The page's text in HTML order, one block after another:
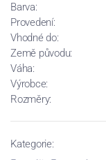
Barva:
Provedení:
Vhodné do:
Země původu:
Váha:
Výrobce:
Rozměry:
Kategorie: